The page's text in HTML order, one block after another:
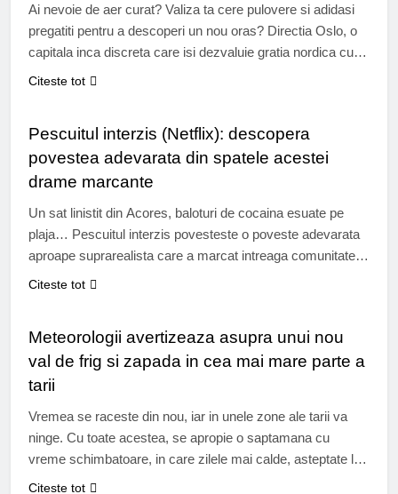
Ai nevoie de aer curat? Valiza ta cere pulovere si adidasi
pregatiti pentru a descoperi un nou oras? Directia Oslo, o
capitala inca discreta care isi dezvaluie gratia nordica cu
blandete, cu fiordurile sale stralucitoare si arhitectura sa
mese…
Citeste tot
Pescuitul interzis (Netflix): descopera
povestea adevarata din spatele acestei
drame marcante
Un sat linistit din Acores, baloturi de cocaina esuate pe
plaja… Pescuitul interzis povesteste o poveste adevarata
aproape suprarealista care a marcat intreaga comunitate.
Pe Netflix, acest documentar se adanceste in
fictiunea. Pescuit interzis: povestea suprarealista din Rabo
de Peixe este…
Citeste tot
Meteorologii avertizeaza asupra unui nou
val de frig si zapada in cea mai mare parte a
tarii
Vremea se raceste din nou, iar in unele zone ale tarii va
ninge. Cu toate acestea, se apropie o saptamana cu
vreme schimbatoare, in care zilele mai calde, asteptate la
mijlocul saptamanii, vor fi urmate de un nou val de aer
Citeste tot